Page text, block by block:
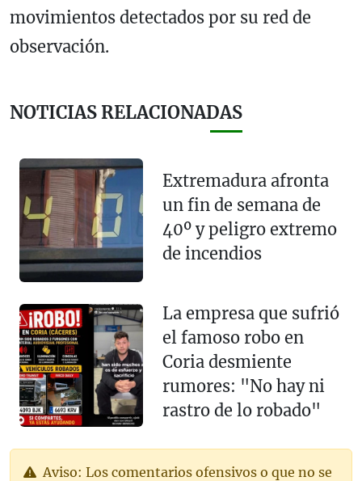
movimientos detectados por su red de
observación.
NOTICIAS RELACIONADAS
Extremadura afronta
un fin de semana de
40º y peligro extremo
de incendios
La empresa que sufrió
el famoso robo en
Coria desmiente
rumores: "No hay ni
rastro de lo robado"
Aviso: Los comentarios ofensivos o que no se